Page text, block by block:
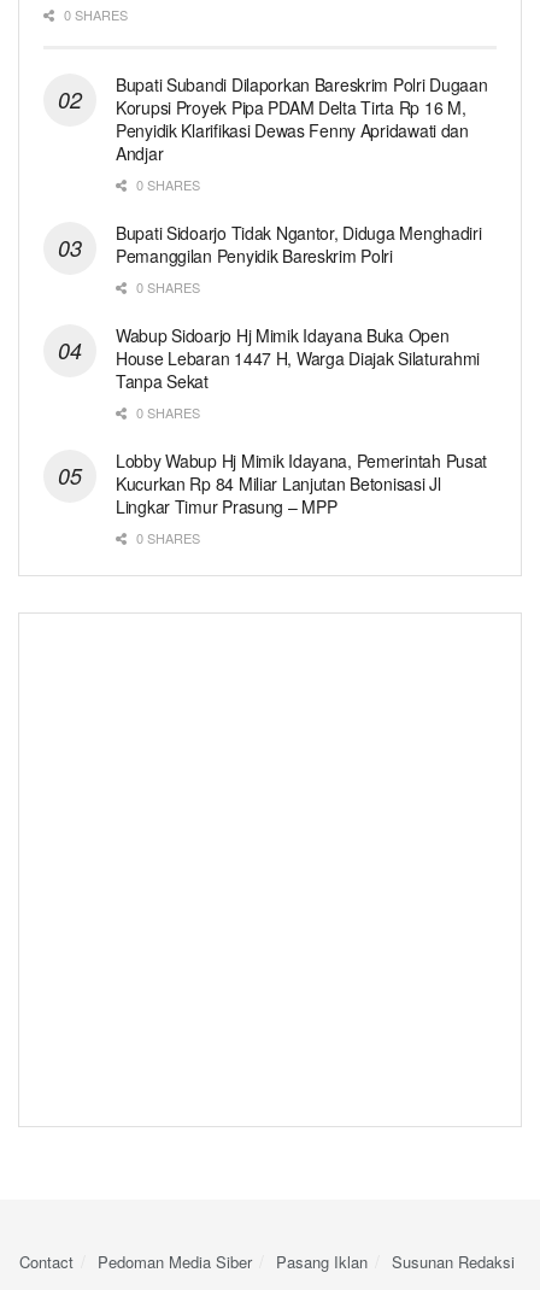
0 SHARES
Bupati Subandi Dilaporkan Bareskrim Polri Dugaan
Korupsi Proyek Pipa PDAM Delta Tirta Rp 16 M,
Penyidik Klarifikasi Dewas Fenny Apridawati dan
Andjar
0 SHARES
Bupati Sidoarjo Tidak Ngantor, Diduga Menghadiri
Pemanggilan Penyidik Bareskrim Polri
0 SHARES
Wabup Sidoarjo Hj Mimik Idayana Buka Open
House Lebaran 1447 H, Warga Diajak Silaturahmi
Tanpa Sekat
0 SHARES
Lobby Wabup Hj Mimik Idayana, Pemerintah Pusat
Kucurkan Rp 84 Miliar Lanjutan Betonisasi Jl
Lingkar Timur Prasung – MPP
0 SHARES
Contact Pedoman Media Siber Pasang Iklan Susunan Redaksi